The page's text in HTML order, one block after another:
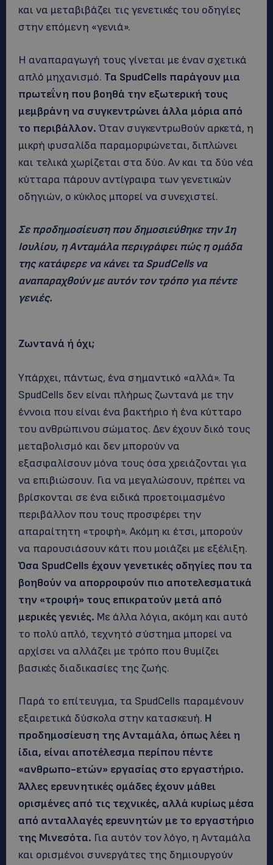
και να μεταβιβάζει τις γενετικές του οδηγίες
στην επόμενη «γενιά».
Η αναπαραγωγή τους γίνεται με έναν σχετικά
απλό μηχανισμό. Τα SpudCells παράγουν μια
πρωτεΐνη που βοηθά την εξωτερική τους
μεμβράνη να συγκεντρώνει άλλα μόρια από
το περιβάλλον. Όταν συγκεντρωθούν αρκετά, η
μικρή φυσαλίδα παραμορφώνεται, διπλώνει
και τελικά χωρίζεται στα δύο. Αν και τα δύο νέα
κύτταρα πάρουν αντίγραφα των γενετικών
οδηγιών, ο κύκλος μπορεί να συνεχιστεί.
Σε προδημοσίευση που δημοσιεύθηκε την 1η
Ιουλίου, η Ανταμάλα περιγράφει πώς η ομάδα
της κατάφερε να κάνει τα SpudCells να
αναπαραχθούν με αυτόν τον τρόπο για πέντε
γενιές.
Ζωντανά ή όχι;
Υπάρχει, πάντως, ένα σημαντικό «αλλά». Τα
SpudCells δεν είναι πλήρως ζωντανά με την
έννοια που είναι ένα βακτήριο ή ένα κύτταρο
του ανθρώπινου σώματος. Δεν έχουν δικό τους
μεταβολισμό και δεν μπορούν να
εξασφαλίσουν μόνα τους όσα χρειάζονται για
να επιβιώσουν. Για να μεγαλώσουν, πρέπει να
βρίσκονται σε ένα ειδικά προετοιμασμένο
περιβάλλον που τους προσφέρει την
απαραίτητη «τροφή». Ακόμη κι έτσι, μπορούν
να παρουσιάσουν κάτι που μοιάζει με εξέλιξη.
Όσα SpudCells έχουν γενετικές οδηγίες που τα
βοηθούν να απορροφούν πιο αποτελεσματικά
την «τροφή» τους επικρατούν μετά από
μερικές γενιές. Με άλλα λόγια, ακόμη και αυτό
το πολύ απλό, τεχνητό σύστημα μπορεί να
αρχίσει να αλλάζει με τρόπο που θυμίζει
βασικές διαδικασίες της ζωής.
Παρά το επίτευγμα, τα SpudCells παραμένουν
εξαιρετικά δύσκολα στην κατασκευή. Η
προδημοσίευση της Ανταμάλα, όπως λέει η
ίδια, είναι αποτέλεσμα περίπου πέντε
«ανθρωπο-ετών» εργασίας στο εργαστήριο.
Άλλες ερευνητικές ομάδες έχουν μάθει
ορισμένες από τις τεχνικές, αλλά κυρίως μέσα
από ανταλλαγές ερευνητών με το εργαστήριο
της Μινεσότα. Για αυτόν τον λόγο, η Ανταμάλα
και ορισμένοι συνεργάτες της δημιουργούν